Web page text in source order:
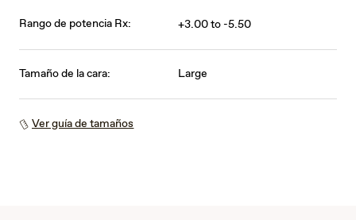
Rango de potencia Rx: +3.00 to -5.50
Tamaño de la cara: Large
Ver guía de tamaños